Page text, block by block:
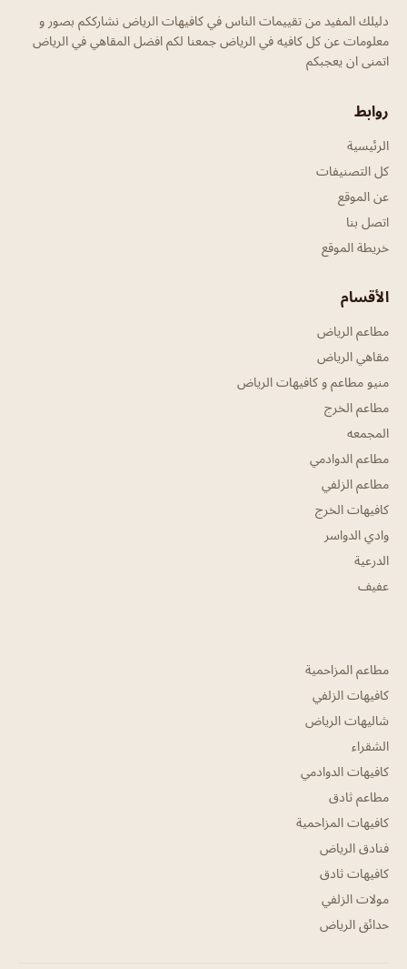
دليلك المفيد من تقييمات الناس في كافيهات الرياض نشارككم بصور و
معلومات عن كل كافيه في الرياض جمعنا لكم افضل المقاهي في الرياض
اتمنى ان يعجبكم
روابط
الرئيسية
كل التصنيفات
عن الموقع
اتصل بنا
خريطة الموقع
الأقسام
مطاعم الرياض
مقاهي الرياض
منيو مطاعم و كافيهات الرياض
مطاعم الخرج
المجمعه
مطاعم الدوادمي
مطاعم الزلفي
كافيهات الخرج
وادي الدواسر
الدرعية
عفيف
مطاعم المزاحمية
كافيهات الزلفي
شاليهات الرياض
الشقراء
كافيهات الدوادمي
مطاعم ثادق
كافيهات المزاحمية
فنادق الرياض
كافيهات ثادق
مولات الزلفي
حدائق الرياض